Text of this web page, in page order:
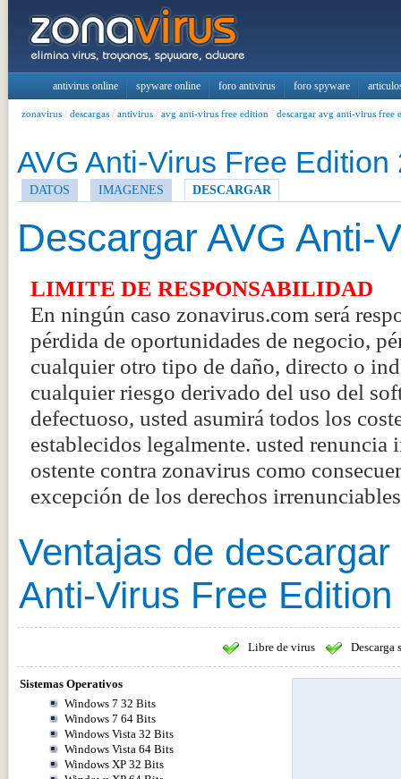
antivirus online spyware online foro antivirus foro spyware
zonavirus / descargas / antivirus / avg anti-virus free edition / descargar avg anti-virus free
AVG Anti-Virus Free Edition
DATOS IMAGENES DESCARGAR
Descargar AVG Anti-
LIMITE DE RESPONSABILIDAD
En ningún caso zonavirus.com será
pérdida de oportunidades de negocio,
cualquier otro tipo de daño, directo o
cualquier riesgo derivado del uso del
defectuoso, usted asumirá todos los
establecidos legalmente. usted
ostente contra zonavirus como
excepción de los derechos
Ventajas de
Anti-Virus Free Edition
Libre de virus Descarga
Sistemas Operativos
Windows 7 32 Bits
Windows 7 64 Bits
Windows Vista 32 Bits
Windows Vista 64 Bits
Windows XP 32 Bits